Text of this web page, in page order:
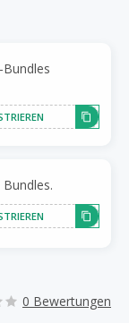
0 Bewertungen